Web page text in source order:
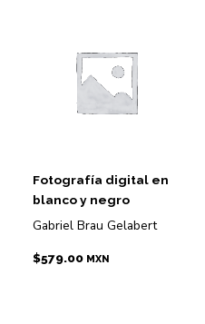
Fotografía digital en
blanco y negro
Gabriel Brau Gelabert
$579.00 MXN